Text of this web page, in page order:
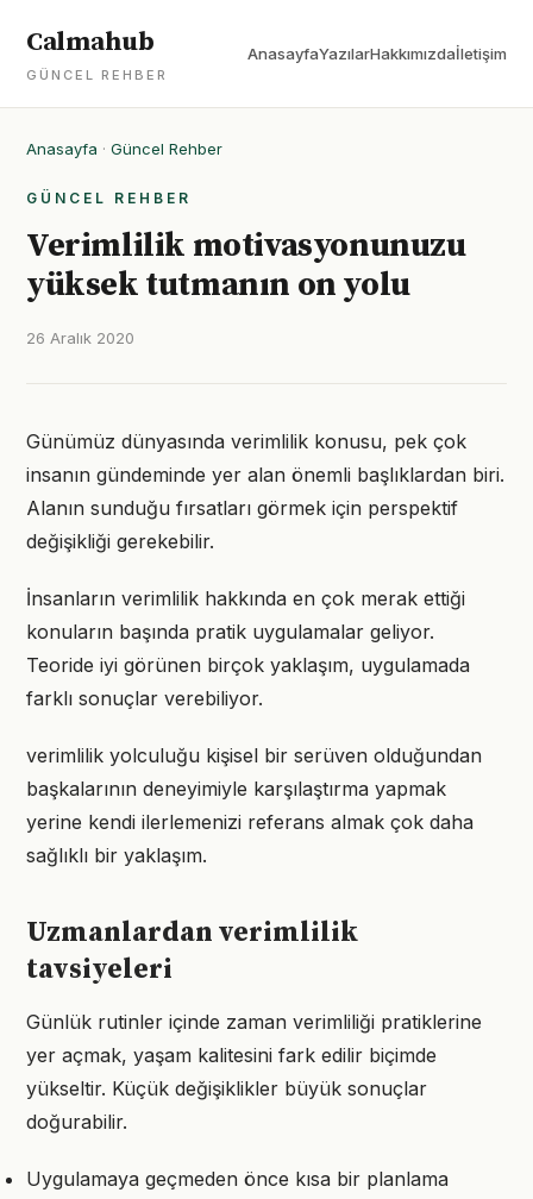
Calmahub
GÜNCEL REHBER
AnasayfaYazılarHakkımızdaİletişim
Anasayfa · Güncel Rehber
GÜNCEL REHBER
Verimlilik motivasyonunuzu
yüksek tutmanın on yolu
26 Aralık 2020
Günümüz dünyasında verimlilik konusu, pek çok
insanın gündeminde yer alan önemli başlıklardan biri.
Alanın sunduğu fırsatları görmek için perspektif
değişikliği gerekebilir.
İnsanların verimlilik hakkında en çok merak ettiği
konuların başında pratik uygulamalar geliyor.
Teoride iyi görünen birçok yaklaşım, uygulamada
farklı sonuçlar verebiliyor.
verimlilik yolculuğu kişisel bir serüven olduğundan
başkalarının deneyimiyle karşılaştırma yapmak
yerine kendi ilerlemenizi referans almak çok daha
sağlıklı bir yaklaşım.
Uzmanlardan verimlilik
tavsiyeleri
Günlük rutinler içinde zaman verimliliği pratiklerine
yer açmak, yaşam kalitesini fark edilir biçimde
yükseltir. Küçük değişiklikler büyük sonuçlar
doğurabilir.
Uygulamaya geçmeden önce kısa bir planlama